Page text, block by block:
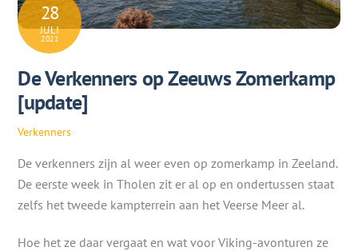
28
JULI
2021
De Verkenners op Zeeuws Zomerkamp
[update]
Verkenners
De verkenners zijn al weer even op zomerkamp in Zeeland.
De eerste week in Tholen zit er al op en ondertussen staat
zelfs het tweede kampterrein aan het Veerse Meer al.
Hoe het ze daar vergaat en wat voor Viking-avonturen ze